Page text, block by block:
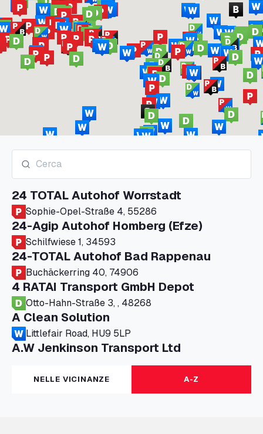
24 TOTAL Autohof Worrstadt
Sophie-Opel-Straße 4, 55286
24-Agip Autohof Homberg (Efze)
Schilfwiese 1, 34593
24-TOTAL Autohof Bad Rappenau
Buchäckerring 40, 74906
4 RATAI Transport GmbH Depot
Otto-Hahn-Straße 3, , 48268
A Clean Solution
Littlefair Road, HU9 5LP
A.W Jenkinson Transport Ltd
Progress House, ME11 5GA
A+G Nettetal - Depot Parking
Am Panneschopp 7, 41334
NELLE VICINANZE A-Z